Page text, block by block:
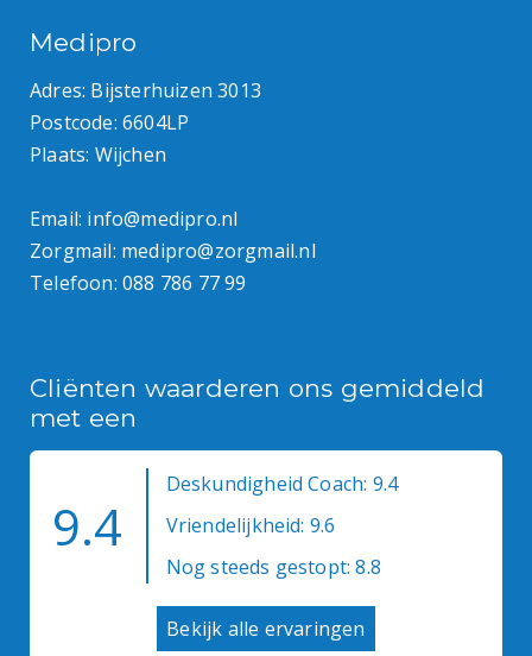
Medipro
Adres: Bijsterhuizen 3013
Postcode: 6604LP
Plaats: Wijchen
Email: info@medipro.nl
Zorgmail: medipro@zorgmail.nl
Telefoon: 088 786 77 99
Cliënten waarderen ons gemiddeld
met een
9.4
Deskundigheid Coach: 9.4
Vriendelijkheid: 9.6
Nog steeds gestopt: 8.8
Bekijk alle ervaringen